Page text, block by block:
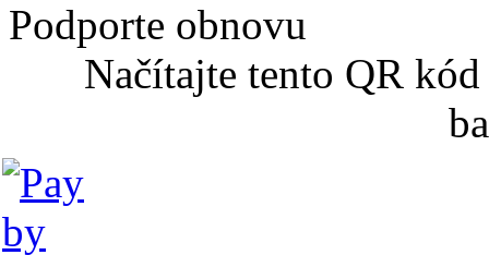
Podporte obnovu
Načítajte tento QR